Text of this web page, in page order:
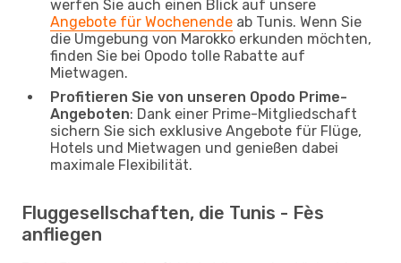
werfen Sie auch einen Blick auf unsere
Angebote für Wochenende ab Tunis. Wenn Sie
die Umgebung von Marokko erkunden möchten,
finden Sie bei Opodo tolle Rabatte auf
Mietwagen.
Profitieren Sie von unseren Opodo Prime-
Angeboten: Dank einer Prime-Mitgliedschaft
sichern Sie sich exklusive Angebote für Flüge,
Hotels und Mietwagen und genießen dabei
maximale Flexibilität.
Fluggesellschaften, die Tunis - Fès
anfliegen